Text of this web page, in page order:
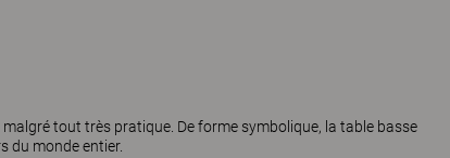
tout très pratique. De forme symbolique, la table basse
du monde entier.